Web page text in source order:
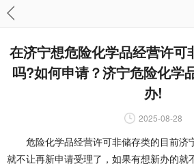
在济宁想危险化学品经营许可
吗?如何申请？济宁危险化学
办!
2025-08-28
危险化学品经营许可非储存类的目前济
就不让再新申请受理了，如果有想新办的就